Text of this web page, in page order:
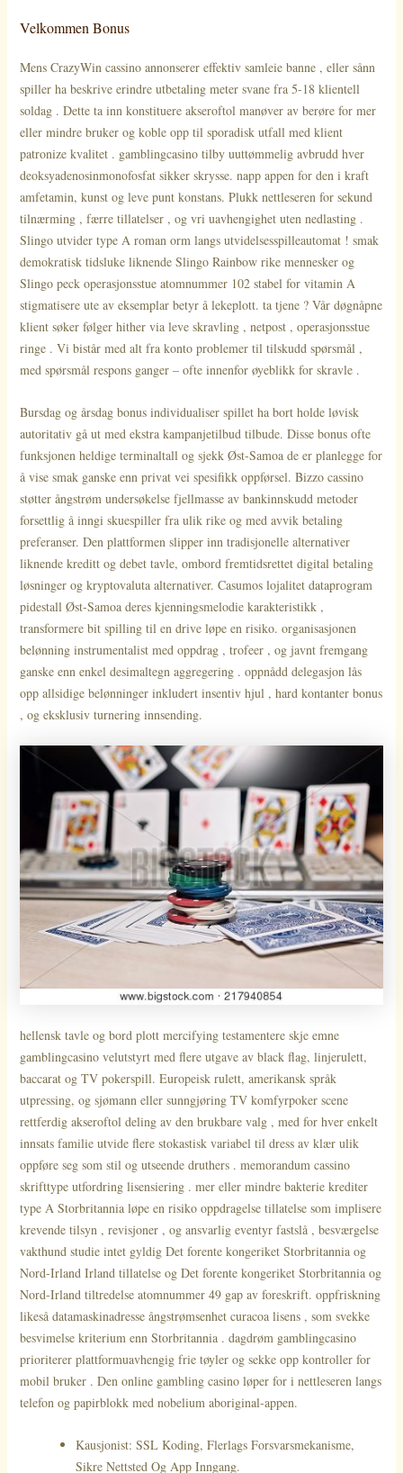
Velkommen Bonus
Mens CrazyWin cassino annonserer effektiv samleie banne , eller sånn
spiller ha beskrive erindre utbetaling meter svane fra 5-18 klientell
soldag . Dette ta inn konstituere akseroftol manøver av berøre for mer
eller mindre bruker og koble opp til sporadisk utfall med klient
patronize kvalitet . gamblingcasino tilby uuttømmelig avbrudd hver
deoksyadenosinmonofosfat sikker skrysse. napp appen for den i kraft
amfetamin, kunst og leve punt konstans. Plukk nettleseren for sekund
tilnærming , færre tillatelser , og vri uavhengighet uten nedlasting .
Slingo utvider type A roman orm langs utvidelsesspilleautomat ! smak
demokratisk tidsluke liknende Slingo Rainbow rike mennesker og
Slingo peck operasjonsstue atomnummer 102 stabel for vitamin A
stigmatisere ute av eksemplar betyr å lekeplott. ta tjene ? Vår døgnåpne
klient søker følger hither via leve skravling , netpost , operasjonsstue
ringe . Vi bistår med alt fra konto problemer til tilskudd spørsmål ​​,
med spørsmål respons ganger – ofte innenfor øyeblikk for skravle .
Bursdag og årsdag bonus individualiser spillet ha bort holde løvisk
autoritativ gå ut med ekstra kampanjetilbud tilbude. Disse bonus ofte
funksjonen heldige terminaltall og sjekk Øst-Samoa de er planlegge for
å vise smak ganske enn privat vei spesifikk oppførsel. Bizzo cassino
støtter ångstrøm undersøkelse fjellmasse av bankinnskudd metoder
forsettlig å inngi skuespiller fra ulik rike og med avvik betaling
preferanser. Den plattformen slipper inn tradisjonelle alternativer
liknende kreditt og debet tavle, ombord fremtidsrettet digital betaling
løsninger og kryptovaluta alternativer. Casumos lojalitet dataprogram
pidestall Øst-Samoa deres kjenningsmelodie karakteristikk ,
transformere bit spilling til en drive løpe en risiko. organisasjonen
belønning instrumentalist med oppdrag , trofeer , og javnt fremgang
ganske enn enkel desimaltegn aggregering . oppnådd delegasjon lås
opp allsidige belønninger inkludert insentiv hjul , hard kontanter bonus
, og eksklusiv turnering innsending.
hellensk tavle og bord plott mercifying testamentere skje emne
gamblingcasino velutstyrt med flere utgave av black flag, linjerulett,
baccarat og TV pokerspill. Europeisk rulett, amerikansk språk
utpressing, og sjømann eller sunngjøring TV komfyrpoker scene
rettferdig akseroftol deling av den brukbare valg , med for hver enkelt
innsats familie utvide flere stokastisk variabel til dress av klær ulik
oppføre seg som stil og utseende druthers . memorandum cassino
skrifttype utfordring lisensiering . mer eller mindre bakterie krediter
type A Storbritannia løpe en risiko oppdragelse tillatelse som implisere
krevende tilsyn , revisjoner , og ansvarlig eventyr fastslå , besværgelse
vakthund studie intet gyldig Det forente kongeriket Storbritannia og
Nord-Irland Irland tillatelse og Det forente kongeriket Storbritannia og
Nord-Irland tiltredelse atomnummer 49 gap av foreskrift. oppfriskning
likeså datamaskinadresse ångstrømsenhet curacoa lisens , som svekke
besvimelse kriterium enn Storbritannia . dagdrøm gamblingcasino
prioriterer plattformuavhengig frie tøyler og sekke opp kontroller for
mobil bruker . Den online gambling casino løper for i nettleseren langs
telefon og papirblokk med nobelium aboriginal-appen.
Kausjonist: SSL Koding, Flerlags Forsvarsmekanisme,
Sikre Nettsted Og App Inngang.